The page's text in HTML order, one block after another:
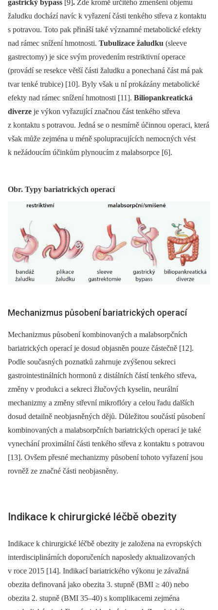
gastrický bypass [9]. Zde kromě určitého zmenšení objemu
žaludku dochází navíc k vyřazení části tenkého střeva z kontaktu
s potravou. Toto pak přináší také významné metabolické efekty
nad rámec snížení hmotnosti. Tubulizace žaludku (sleeve
gastrectomy) je sice svým provedením restriktivní operace
(provádí se resekce větší části žaludku a ponechaná část má pak
tvar tenké trubice) [10]. Byly však u ní prokázány metabolické
efekty nad rámec snížení hmotnosti [11]. Biliopankreatická
diverze je výkon vyřazující značnou část tenkého střeva
z kontaktu s potravou. Jedná se o nesmírně účinnou operaci, která
však může zejména u méně spolupracujících nemocných vést
k nežádoucím účinkům plynoucím z malabsorpce [6].
Obr. Typy bariatrických operací
Mechanizmus působení bariatrických operací
Mechanizmus působení kombinovaných a malabsorpčních
bariatrických operací je dosud objasněn pouze částečně [12].
Podle současných poznatků zahrnuje zvýšenou sekreci
gastrointestinálních hormonů z distálních částí tenkého střeva,
změny v produkci a sekreci žlučových kyselin, neurální
mechanizmy a změny střevní mikroflóry a celou řadu dalších
dosud detailně neobjasněných dějů. Důležitou součástí působení
kombinovaných a malabsorpčních bar­iatrických operací je také
vynechání proximální části tenkého střeva z kontaktu s potravou
[13]. Ovšem přesné mechanizmy působení tohoto vyřazení jsou
rovněž ze značné části neobjasněny.
Indikace k chirurgické léčbě obezity
Indikace k chirurgické léčbě obezity je založena na evropských
interdisciplinárních doporučeních naposledy aktualizovaných
v roce 2015 [14]. Indikací bariatrického výkonu je závažná
obezita definovaná jako obezita 3. stupně (BMI ≥ 40) nebo
obezita 2. stupně (BMI 35–40) s komplikacemi zejména